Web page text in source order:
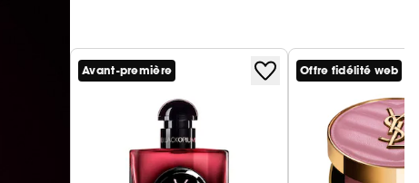
Avant-première Offre fidélité web